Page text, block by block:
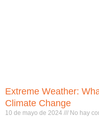
Extreme Weather:
Climate Change
10 de mayo de 2024 No hay